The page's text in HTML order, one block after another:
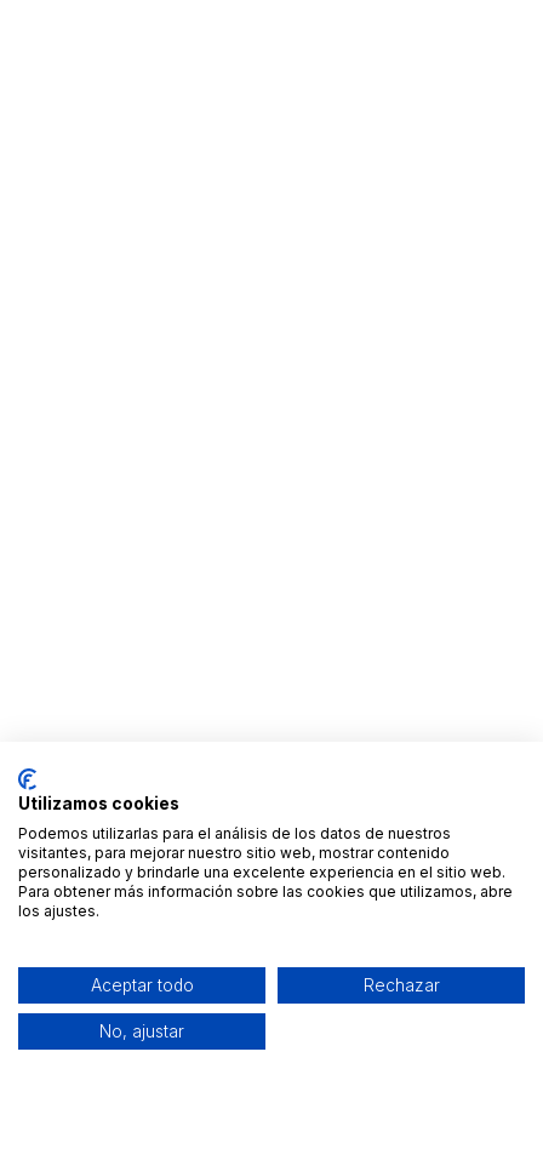
Utilizamos cookies
Podemos utilizarlas para el análisis de los datos de nuestros
visitantes, para mejorar nuestro sitio web, mostrar contenido
personalizado y brindarle una excelente experiencia en el sitio web.
Para obtener más información sobre las cookies que utilizamos, abre
los ajustes.
Aceptar todo Rechazar
No, ajustar